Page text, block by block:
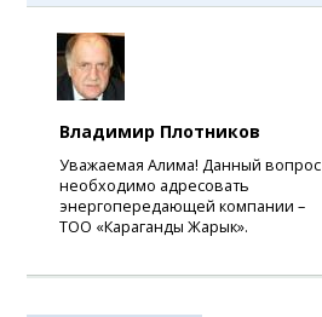
Владимир Плотников
Уважаемая Алима! Данный вопрос
необходимо адресовать
энергопередающей компании –
ТОО «Караганды Жарык».